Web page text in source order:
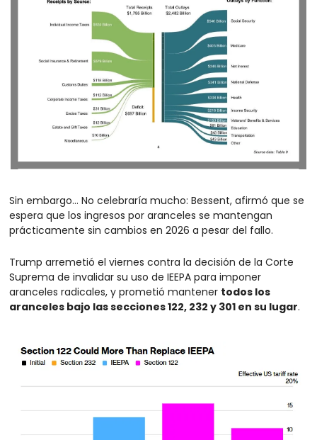
Sin embargo… No celebraría mucho: Bessent, afirmó que se
espera que los ingresos por aranceles se mantengan
prácticamente sin cambios en 2026 a pesar del fallo.
Trump arremetió el viernes contra la decisión de la Corte
Suprema de invalidar su uso de IEEPA para imponer
aranceles radicales, y prometió mantener todos los
aranceles bajo las secciones 122, 232 y 301 en su lugar.